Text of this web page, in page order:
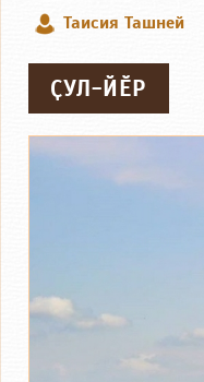
Таисия Ташней
ҪУЛ-ЙӖР